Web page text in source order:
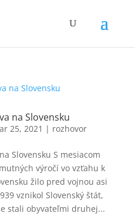
na Slovensku
25, 2021 | rozhovor
Slovensku S mesiacom
výročí vo vzťahu k
žilo pred vojnou asi
vznikol Slovenský štát,
stali obyvateľmi druhej...